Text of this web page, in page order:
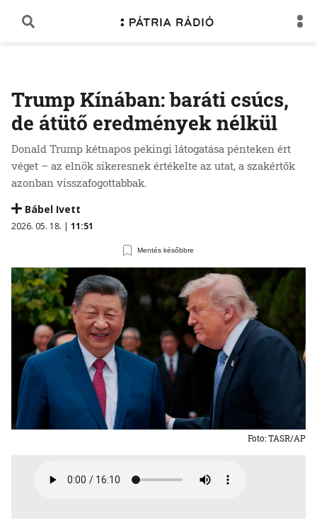
Trump Kínában: baráti csúcs,
de átütő eredmények nélkül
Donald Trump kétnapos pekingi látogatása pénteken ért
véget – az elnök sikeresnek értékelte az utat, a szakértők
azonban visszafogottabbak.
Bábel Ivett
2026. 05. 18. | 11:51
Mentés későbbre
Foto: TASR/AP